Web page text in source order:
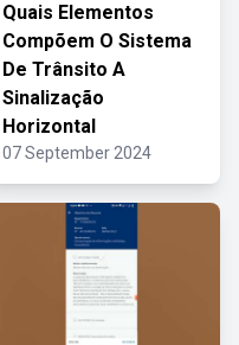
Quais Elementos
Compõem O Sistema
De Trânsito A
Sinalização
Horizontal
07 September 2024